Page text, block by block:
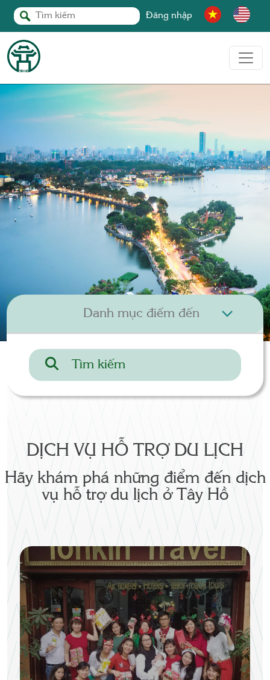
Đăng nhập
DỊCH VỤ HỖ TRỢ DU LỊCH
Hãy khám phá những điểm đến dịch
vụ hỗ trợ du lịch ở Tây Hồ